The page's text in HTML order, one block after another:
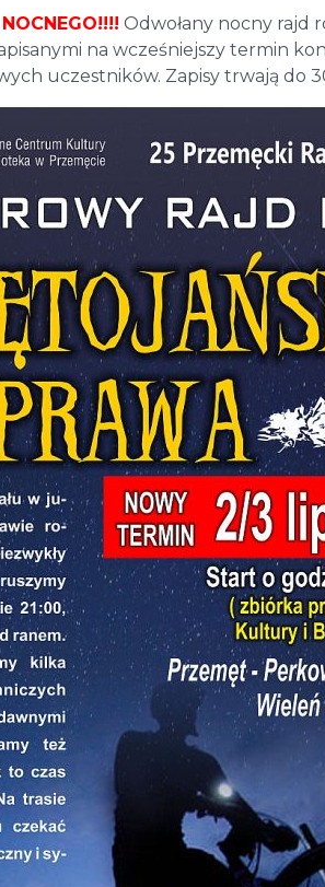
Odwołany nocny rajd
na wcześniejszy termin
uczestników. Zapisy trwają do